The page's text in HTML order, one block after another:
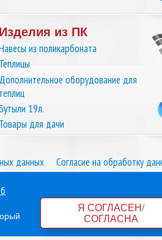
Я СОГЛАСЕН/
СОГЛАСНА
Изделия из ПК
из поликарбоната
Теплицы
Дополнительное оборудование для
теплиц
19л.
Товары для дачи
данных Согласие на обработку